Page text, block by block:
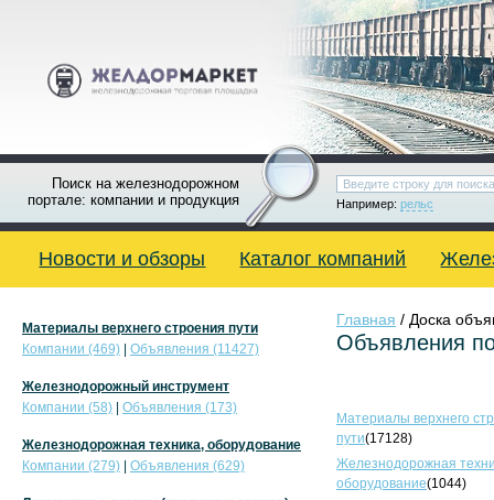
Поиск на железнодорожном
портале: компании и продукция
Например: рельс
Новости и обзоры Каталог компаний
Главная / Доска
Объявления
Материалы верхнего
пути(17128)
Железнодорожная
оборудование(1044)
Материалы верхнего строения пути
Компании (469)
Объявления (11427)
Железнодорожный инструмент
Компании (58)
Объявления (173)
Железнодорожная техника, оборудование
Компании (279)
Объявления (629)